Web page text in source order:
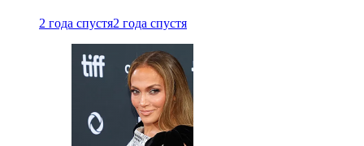
2 года спустя2 года спустя